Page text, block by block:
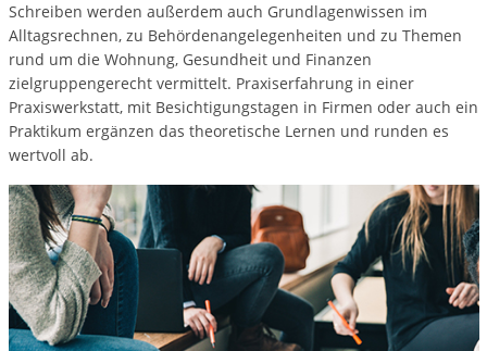
Schreiben werden außerdem auch Grundlagenwissen im
Alltagsrechnen, zu Behördenangelegenheiten und zu Themen
rund um die Wohnung, Gesundheit und Finanzen
zielgruppengerecht vermittelt. Praxiserfahrung in einer
Praxiswerkstatt,mit Besichtigungstagen in Firmen oder auch ein
Praktikum ergänzen das theoretische Lernen und runden es
wertvoll ab.